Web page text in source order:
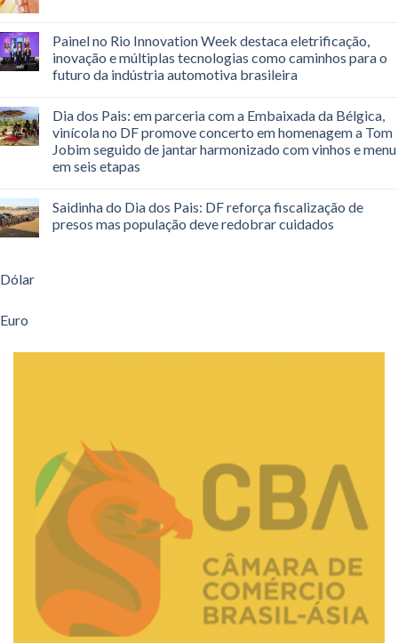
Painel no Rio Innovation Week destaca eletrificação,
inovação e múltiplas tecnologias como caminhos para o
futuro da indústria automotiva brasileira
Dia dos Pais: em parceria com a Embaixada da Bélgica,
vinícola no DF promove concerto em homenagem a Tom
Jobim seguido de jantar harmonizado com vinhos e menu
em seis etapas
Saidinha do Dia dos Pais: DF reforça fiscalização de
presos mas população deve redobrar cuidados
Dólar
Euro